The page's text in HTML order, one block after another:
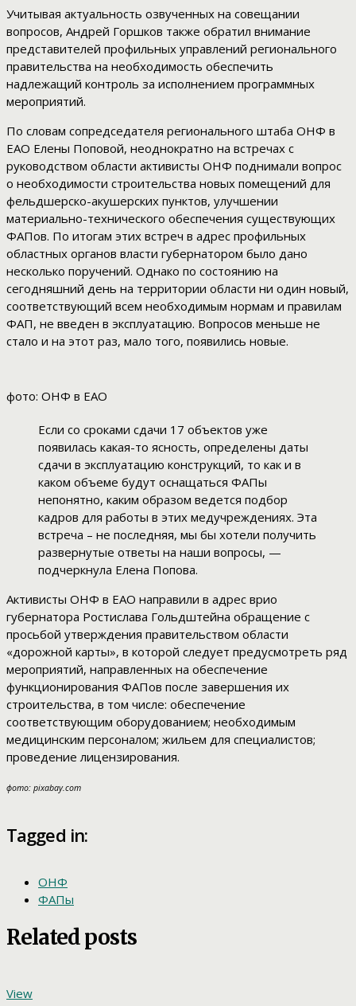
Учитывая актуальность озвученных на совещании
вопросов, Андрей Горшков также обратил внимание
представителей профильных управлений регионального
правительства на необходимость обеспечить
надлежащий контроль за исполнением программных
мероприятий.
По словам сопредседателя регионального штаба ОНФ в
ЕАО Елены Поповой, неоднократно на встречах с
руководством области активисты ОНФ поднимали вопрос
о необходимости строительства новых помещений для
фельдшерско-акушерских пунктов, улучшении
материально-технического обеспечения существующих
ФАПов. По итогам этих встреч в адрес профильных
областных органов власти губернатором было дано
несколько поручений. Однако по состоянию на
сегодняшний день на территории области ни один новый,
соответствующий всем необходимым нормам и правилам
ФАП, не введен в эксплуатацию. Вопросов меньше не
стало и на этот раз, мало того, появились новые.
фото: ОНФ в ЕАО
Если со сроками сдачи 17 объектов уже
появилась какая-то ясность, определены даты
сдачи в эксплуатацию конструкций, то как и в
каком объеме будут оснащаться ФАПы
непонятно, каким образом ведется подбор
кадров для работы в этих медучреждениях. Эта
встреча – не последняя, мы бы хотели получить
развернутые ответы на наши вопросы, —
подчеркнула Елена Попова.
Активисты ОНФ в ЕАО направили в адрес врио
губернатора Ростислава Гольдштейна обращение с
просьбой утверждения правительством области
«дорожной карты», в которой следует предусмотреть ряд
мероприятий, направленных на обеспечение
функционирования ФАПов после завершения их
строительства, в том числе: обеспечение
соответствующим оборудованием; необходимым
медицинским персоналом; жильем для специалистов;
проведение лицензирования.
фото: pixabay.com
Tagged in:
ОНФ
ФАПы
Related posts
View